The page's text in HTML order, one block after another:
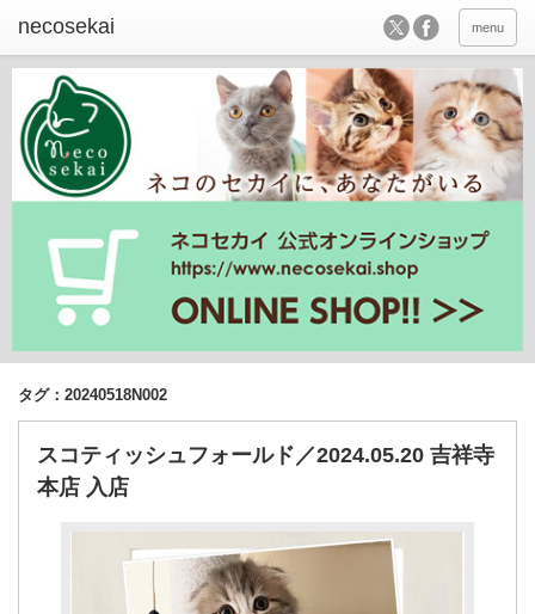
menu
タグ：20240518N002
スコティッシュフォールド／2024.05.20 吉祥寺
本店 入店